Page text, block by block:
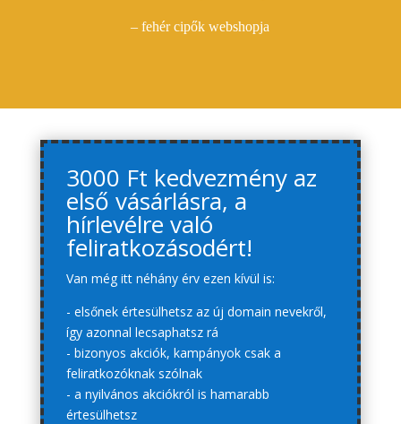
– fehér cipők webshopja
3000 Ft kedvezmény az
első vásárlásra, a
hírlevélre való
feliratkozásodért!
Van még itt néhány érv ezen kívül is:
- elsőnek értesülhetsz az új domain nevekről,
így azonnal lecsaphatsz rá
- bizonyos akciók, kampányok csak a
feliratkozóknak szólnak
- a nyilvános akciókról is hamarabb
értesülhetsz